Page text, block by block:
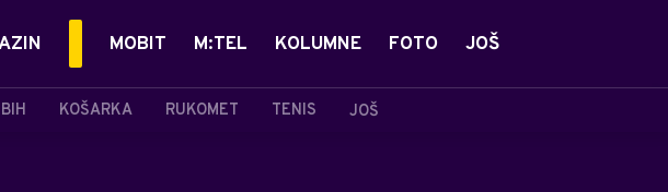
KOŠARKA RUKOMET TENIS JOŠ
MOBIT M:TEL KOLUMNE FOTO JOŠ